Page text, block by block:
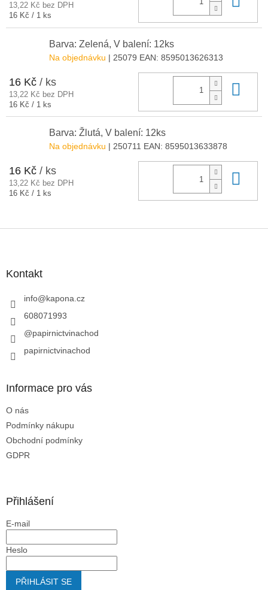
13,22 Kč bez DPH
Měrná
16 Kč / 1 ks
Barva: Zelená, V balení: 12ks
Na objednávku | 25079 EAN: 8595013626313
16 Kč / ks
13,22 Kč bez DPH
Měrná
16 Kč / 1 ks
Barva: Žlutá, V balení: 12ks
Na objednávku | 250711 EAN: 8595013633878
16 Kč / ks
13,22 Kč bez DPH
Měrná
16 Kč / 1 ks
Kontakt
info@kapona.cz
608071993
@papirnictvinachod
papirnictvinachod
Informace pro vás
O nás
Podmínky nákupu
Obchodní podmínky
GDPR
Přihlášení
E-mail
Heslo
PŘIHLÁSIT SE